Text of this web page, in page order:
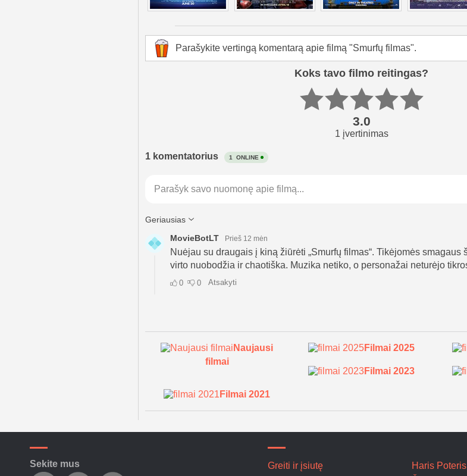
Parašykite vertingą komentarą apie filmą "Smurfų filmas".
Naujausi
filmai
Filmai 2025
Filmai 2023
Filmai 2021
Greiti ir įsiutę
Haris Poteris
Sekite mus